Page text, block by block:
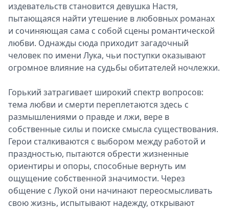
издевательств становится девушка Настя,
пытающаяся найти утешение в любовных романах
и сочиняющая сама с собой сцены романтической
любви. Однажды сюда приходит загадочный
человек по имени Лука, чьи поступки оказывают
огромное влияние на судьбы обитателей ночлежки.
Горький затрагивает широкий спектр вопросов:
тема любви и смерти переплетаются здесь с
размышлениями о правде и лжи, вере в
собственные силы и поиске смысла существования.
Герои сталкиваются с выбором между работой и
праздностью, пытаются обрести жизненные
ориентиры и опоры, способные вернуть им
ощущение собственной значимости. Через
общение с Лукой они начинают переосмысливать
свою жизнь, испытывают надежду, открывают